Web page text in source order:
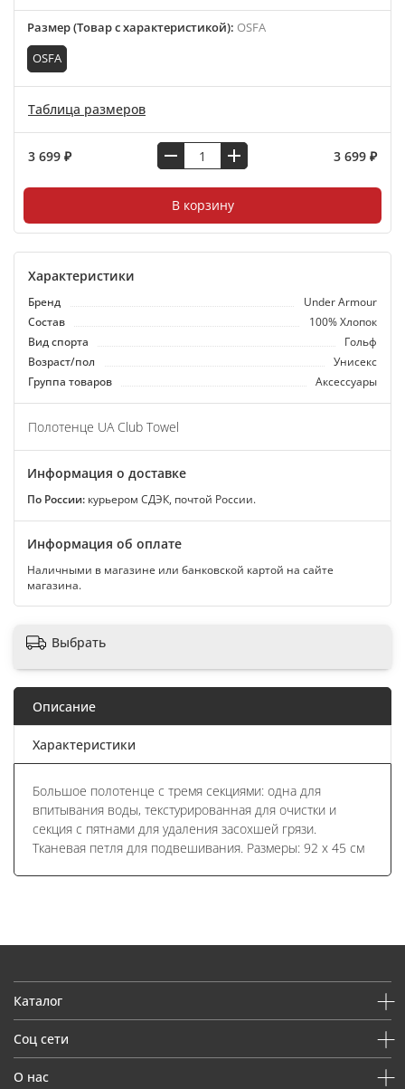
Размер (Товар с характеристикой): OSFA
OSFA
Таблица размеров
3 699 ₽ 3 699 ₽
В корзину
Характеристики
Бренд
Under Armour
Состав
100% Хлопок
Вид спорта
Гольф
Возраст/пол
Унисекс
Группа товаров
Аксессуары
Полотенце UA Club Towel
Информация о доставке
По России: курьером СДЭК, почтой России.
Информация об оплате
Наличными в магазине или банковской картой на сайте
магазина.
Выбрать
Описание
Характеристики
Большое полотенце с тремя секциями: одна для
впитывания воды, текстурированная для очистки и
секция с пятнами для удаления засохшей грязи.
Тканевая петля для подвешивания. Размеры: 92 х 45 см
Каталог
Соц сети
О нас